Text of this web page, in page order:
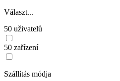
Választ...
50 uživatelů
50 zařízení
Szállítás módja